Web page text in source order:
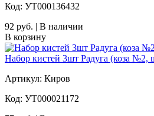
Код: УТ000136432
92 руб. | В наличии
В корзину
Набор кистей 3шт Радуга (коза
Артикул: Киров
Код: УТ000021172